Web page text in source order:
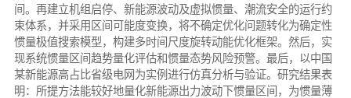
间。再建立机组启停、新能源波动及虚拟惯量、潮流安全的运行约
束体系，并采用区间可能度变换，将不确定优化问题转化为确定性
惯量极值搜索模型，构建多时间尺度旋转动能优化框架。然后，实
现系统惯量区间趋势量化评估和惯量态势风险预警。最后，以中国
某新能源高占比省级电网为实例进行仿真分析与验证。研究结果表
明：所提方法能较好地量化新能源出力波动下惯量区间，为惯量薄